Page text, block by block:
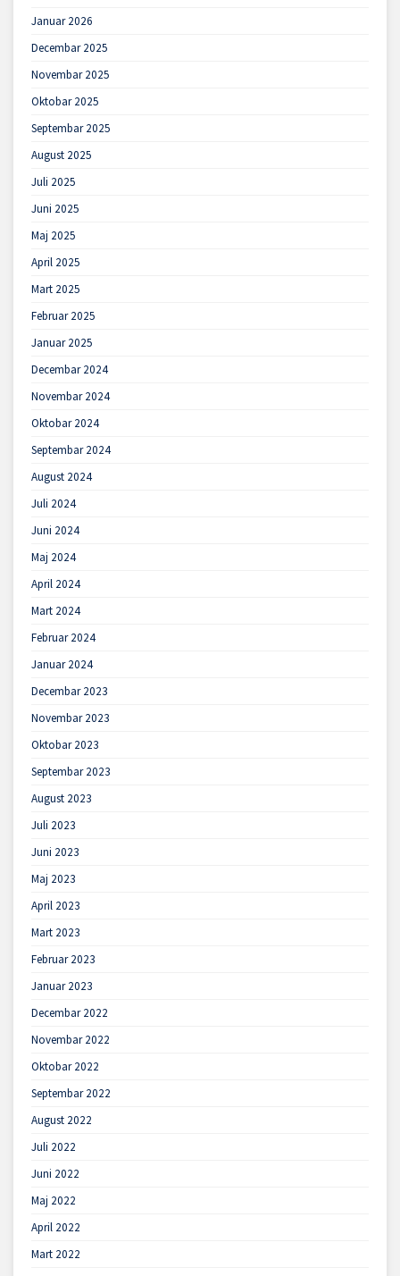
Januar 2026
Decembar 2025
Novembar 2025
Oktobar 2025
Septembar 2025
August 2025
Juli 2025
Juni 2025
Maj 2025
April 2025
Mart 2025
Februar 2025
Januar 2025
Decembar 2024
Novembar 2024
Oktobar 2024
Septembar 2024
August 2024
Juli 2024
Juni 2024
Maj 2024
April 2024
Mart 2024
Februar 2024
Januar 2024
Decembar 2023
Novembar 2023
Oktobar 2023
Septembar 2023
August 2023
Juli 2023
Juni 2023
Maj 2023
April 2023
Mart 2023
Februar 2023
Januar 2023
Decembar 2022
Novembar 2022
Oktobar 2022
Septembar 2022
August 2022
Juli 2022
Juni 2022
Maj 2022
April 2022
Mart 2022